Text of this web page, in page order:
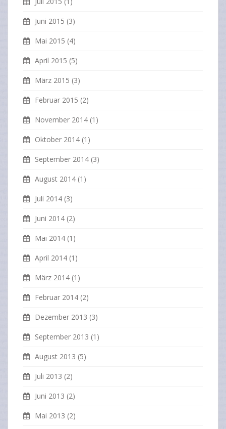
Juni 2015 (3)
Mai 2015 (4)
April 2015 (5)
März 2015 (3)
Februar 2015 (2)
November 2014 (1)
Oktober 2014 (1)
September 2014 (3)
August 2014 (1)
Juli 2014 (3)
Juni 2014 (2)
Mai 2014 (1)
April 2014 (1)
März 2014 (1)
Februar 2014 (2)
Dezember 2013 (3)
September 2013 (1)
August 2013 (5)
Juli 2013 (2)
Juni 2013 (2)
Mai 2013 (2)